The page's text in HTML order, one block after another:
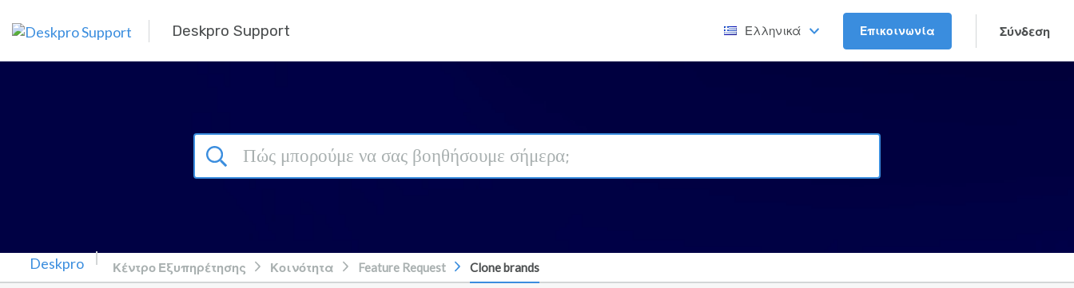
Deskpro Support Ελληνικά Επικοινωνία Σύνδεση
Κέντρο Εξυπηρέτησης Κοινότητα Feature Request Clone brands